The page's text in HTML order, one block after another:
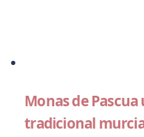
Monas de
tradicional